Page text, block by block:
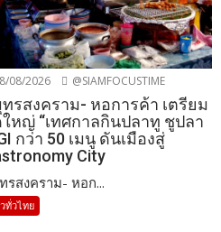
08/2026 @SIAMFOCUSTIME
รสงคราม- หอการค้า เตรียม
หญ่ “เทศกาลกินปลาทู ชูปลา
กว่า 50 เมนู ดันเมืองสู่
City
รสงคราม- หอก...
ทั่วไทย